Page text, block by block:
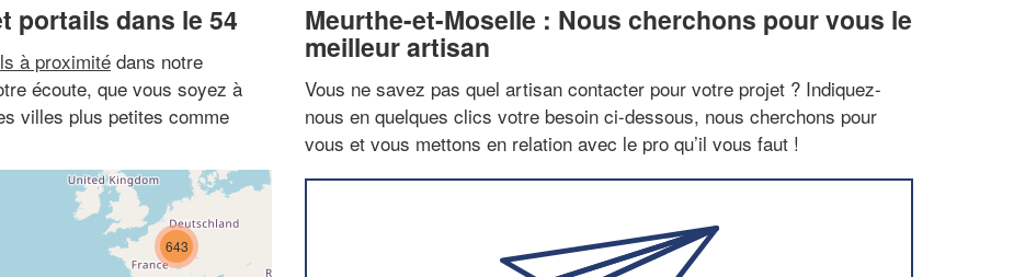
portails dans le 54
à proximitédans notre
écoute, que vous soyez à
villes plus petites comme
643
Meurthe-et-Moselle : Nous cherchons pour vous le
meilleur artisan
Vous ne savez pas quel artisan contacter pour votre projet ? Indiquez-
nous en quelques clics votre besoin ci-dessous, nous cherchons pour
vous et vous mettons en relation avec le pro qu’il vous faut !